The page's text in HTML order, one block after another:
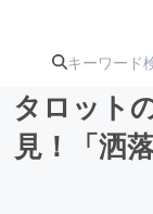
タロット
見！「洒